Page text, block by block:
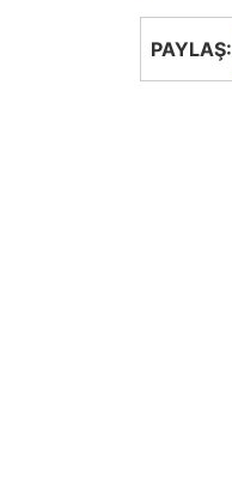
PAYLAŞ: